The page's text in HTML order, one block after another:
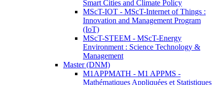
Smart Cities and Climate Policy
MScT-IOT - MScT-Internet of Things :
Innovation and Management Program
(IoT)
MScT-STEEM - MScT-Energy
Environment : Science Technology &
Management
Master (DNM)
M1APPMATH - M1 APPMS -
Mathématiques Appliquées et Statistiques